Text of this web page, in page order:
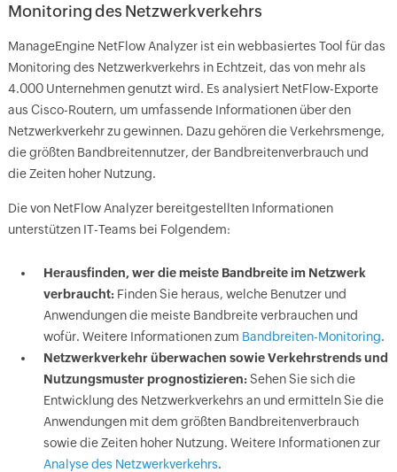
Monitoring des Netzwerkverkehrs
ManageEngine NetFlow Analyzer ist ein webbasiertes Tool für das
Monitoring des Netzwerkverkehrs in Echtzeit, das von mehr als
4.000 Unternehmen genutzt wird. Es analysiert NetFlow-Exporte
aus Cisco-Routern, um umfassende Informationen über den
Netzwerkverkehr zu gewinnen. Dazu gehören die Verkehrsmenge,
die größten Bandbreitennutzer, der Bandbreitenverbrauch und
die Zeiten hoher Nutzung.
Die von NetFlow Analyzer bereitgestellten Informationen
unterstützen IT-Teams bei Folgendem:
Herausfinden, wer die meiste Bandbreite im Netzwerk
verbraucht:Finden Sie heraus, welche Benutzer und
Anwendungen die meiste Bandbreite verbrauchen und
wofür. Weitere Informationen zum Bandbreiten-Monitoring.
Netzwerkverkehr überwachen sowie Verkehrstrends und
Nutzungsmuster prognostizieren:Sehen Sie sich die
Entwicklung des Netzwerkverkehrs an und ermitteln Sie die
Anwendungen mit dem größten Bandbreitenverbrauch
sowie die Zeiten hoher Nutzung. Weitere Informationen zur
Analyse des Netzwerkverkehrs.